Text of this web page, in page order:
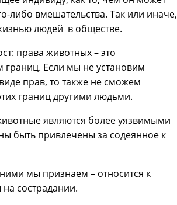
либо вмешательства. Так или иначе,
людей в обществе.
права животных – это
границ. Если мы не установим
прав, то также не сможем
границ другими людьми.
являются более уязвимыми
быть привлечены за содеянное к
мы признаем – относится к
сострадании.